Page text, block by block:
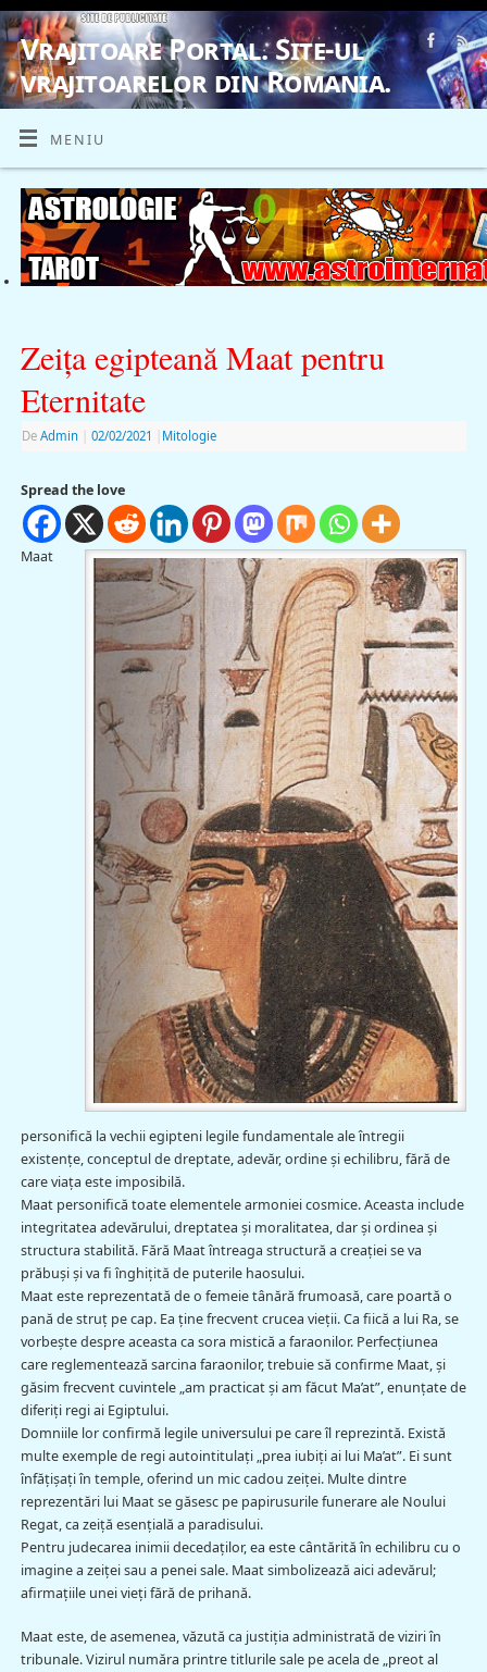
Vrajitoare Portal. Site-ul
vrajitoarelor din Romania.
VRAJITOARE, VRAJITOARELE, VRAJITOARE
MENIU
Zeiţa egipteană Maat pentru
Eternitate
De Admin 02/02/2021 Mitologie
Spread the love
Maat
personifică la vechii egipteni legile fundamentale ale întregii
existenţe, conceptul de dreptate, adevăr, ordine şi echilibru, fără de
care viaţa este imposibilă.
Maat personifică toate elementele armoniei cosmice. Aceasta include
integritatea adevărului, dreptatea şi moralitatea, dar şi ordinea şi
structura stabilită. Fără Maat întreaga structură a creaţiei se va
prăbuşi şi va fi înghiţită de puterile haosului.
Maat este reprezentată de o femeie tânără frumoasă, care poartă o
pană de struţ pe cap. Ea ţine frecvent crucea vieţii. Ca fiică a lui Ra, se
vorbeşte despre aceasta ca sora mistică a faraonilor. Perfecţiunea
care reglementează sarcina faraonilor, trebuie să confirme Maat, şi
găsim frecvent cuvintele „am practicat şi am făcut Ma’at”, enunţate de
diferiţi regi ai Egiptului.
Domniile lor confirmă legile universului pe care îl reprezintă. Există
multe exemple de regi autointitulaţi „prea iubiţi ai lui Ma’at”. Ei sunt
înfăţişaţi în temple, oferind un mic cadou zeiţei. Multe dintre
reprezentări lui Maat se găsesc pe papirusurile funerare ale Noului
Regat, ca zeiţă esenţială a paradisului.
Pentru judecarea inimii decedaţilor, ea este cântărită în echilibru cu o
imagine a zeiţei sau a penei sale. Maat simbolizează aici adevărul;
afirmaţiile unei vieţi fără de prihană.
Maat este, de asemenea, văzută ca justiţia administrată de viziri în
tribunale. Vizirul număra printre titlurile sale pe acela de „preot al